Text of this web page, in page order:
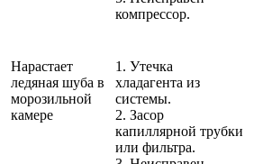
компрессор.
Нарастает
ледяная шуба в
морозильной
камере
1. Утечка
хладагента из
системы.
2. Засор
капиллярной трубки
или фильтра.